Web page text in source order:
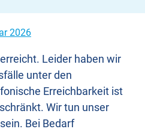
2026
Leider haben wir
unter den
Erreichbarkeit ist
Wir tun unser
Bei Bedarf